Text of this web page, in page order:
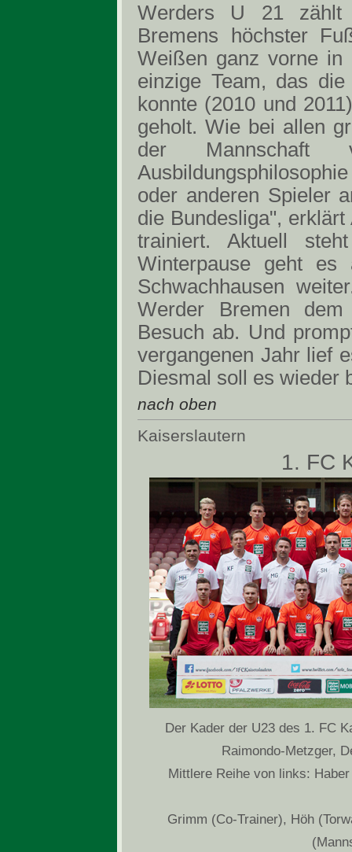
Werders U 21 zählt
Bremens höchster
Weißen ganz vorne in
einzige Team, das
konnte (2010 und
geholt. Wie bei allen
der
oder anderen Spieler
die Bundesliga",
trainiert. Aktuell
Winterpause geht
Schwachhausen
Werder Bremen
Besuch ab. Und
vergangenen Jahr lief
Diesmal soll es wieder
nach oben
Kaiserslautern
1. FC
Der Kader der U23 des 1. FC
Raimondo-Metzger,
Mittlere Reihe von links:
Grimm (Co-Trainer), Höh